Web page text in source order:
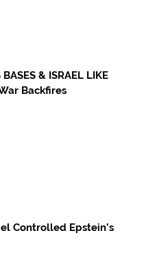
& ISRAEL LIKE
Backfires
Controlled Epstein’s